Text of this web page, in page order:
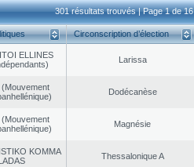
301 résultats trouvés | Page 1 de 16
Circonscription d’élection
ELLINES
Larissa
(Mouvement
Dodécanèse
(Mouvement
Magnésie
KOMMA
Thessalonique A